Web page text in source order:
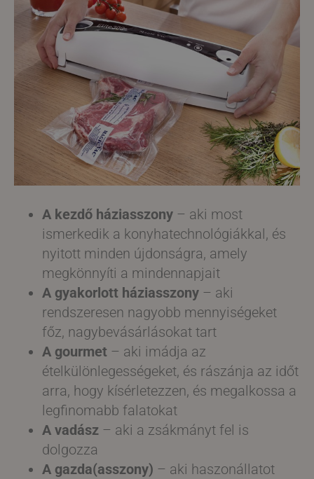
A kezdő háziasszony – aki most
ismerkedik a konyhatechnológiákkal, és
nyitott minden újdonságra, amely
megkönnyíti a mindennapjait
A gyakorlott háziasszony – aki
rendszeresen nagyobb mennyiségeket
főz, nagybevásárlásokat tart
A gourmet – aki imádja az
ételkülönlegességeket, és rászánja az időt
arra, hogy kísérletezzen, és megalkossa a
legfinomabb falatokat
A vadász – aki a zsákmányt fel is
dolgozza
A gazda(asszony) – aki haszonállatot